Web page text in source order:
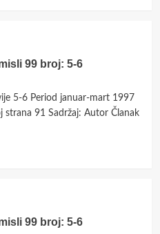
99 broj: 5-6
5-6 Period januar-mart 1997
strana 91 Sadržaj: Autor Članak
99 broj: 5-6